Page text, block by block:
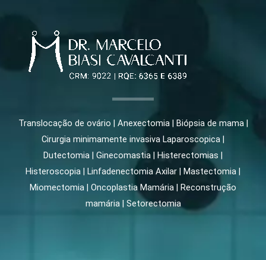
Translocação de ovário | Anexectomia | Biópsia de mama |
Cirurgia minimamente invasiva Laparoscopica |
Dutectomia | Ginecomastia | Histerectomias |
Histeroscopia | Linfadenectomia Axilar | Mastectomia |
Miomectomia | Oncoplastia Mamária | Reconstrução
mamária | Setorectomia